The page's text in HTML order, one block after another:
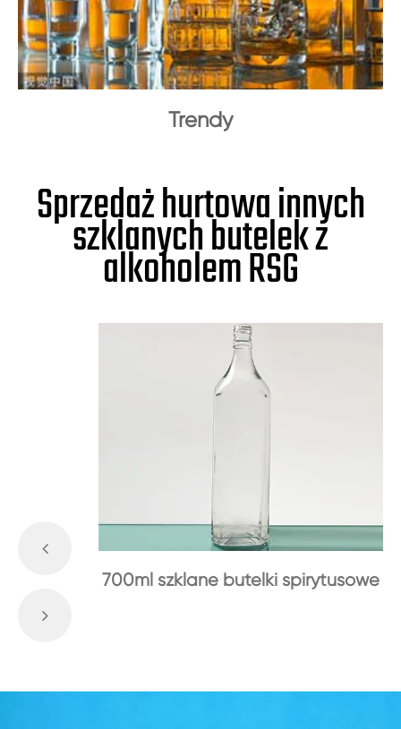
Trendy
Sprzedaż hurtowa innych
szklanych butelek z
alkoholem RSG
700ml szklane butelki spirytusowe